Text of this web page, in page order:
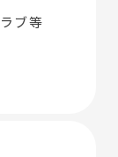
ブ等